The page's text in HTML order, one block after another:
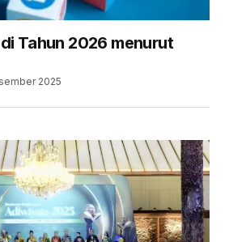
Tahun 2026 menurut
2025